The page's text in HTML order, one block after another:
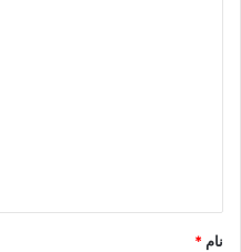
نام *